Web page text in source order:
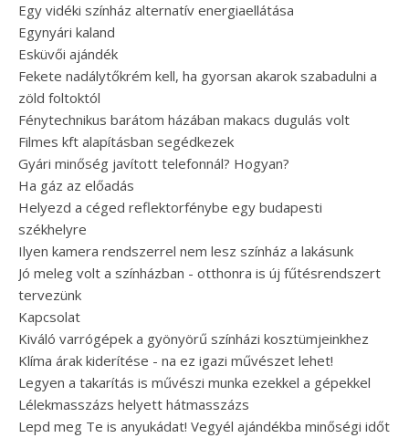
Egy vidéki színház alternatív energiaellátása
Egynyári kaland
Esküvői ajándék
Fekete nadálytőkrém kell, ha gyorsan akarok szabadulni a
zöld foltoktól
Fénytechnikus barátom házában makacs dugulás volt
Filmes kft alapításban segédkezek
Gyári minőség javított telefonnál? Hogyan?
Ha gáz az előadás
Helyezd a céged reflektorfénybe egy budapesti
székhelyre
Ilyen kamera rendszerrel nem lesz színház a lakásunk
Jó meleg volt a színházban - otthonra is új fűtésrendszert
tervezünk
Kapcsolat
Kiváló varrógépek a gyönyörű színházi kosztümjeinkhez
Klíma árak kiderítése - na ez igazi művészet lehet!
Legyen a takarítás is művészi munka ezekkel a gépekkel
Lélekmasszázs helyett hátmasszázs
Lepd meg Te is anyukádat! Vegyél ajándékba minőségi időt